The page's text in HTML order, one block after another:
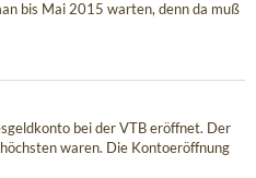
bis Mai 2015 warten, denn da muß
bei der VTB eröffnet. Der
waren. Die Kontoeröffnung